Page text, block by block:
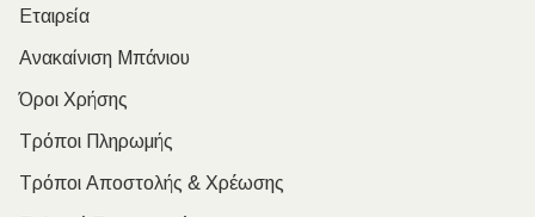
Εταιρεία
Ανακαίνιση Μπάνιου
Όροι Χρήσης
Τρόποι Πληρωμής
Τρόποι Αποστολής & Χρέωσης